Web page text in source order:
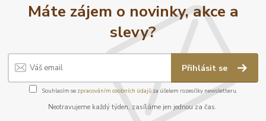
Máte zájem o novinky, akce a
slevy?
Přihlásit se
Souhlasím se zpracováním osobních údajůza účelem rozesílky newsletteru.
Neotravujeme každý týden, zasíláme jen jednou za čas.